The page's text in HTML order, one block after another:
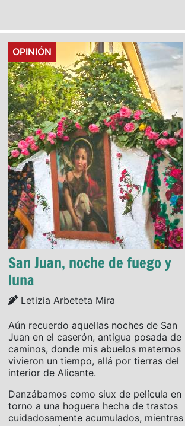
Details
OPINIÓN
San Juan, noche de fuego y
luna
Details
Letizia Arbeteta Mira
Aún recuerdo aquellas noches de San
Juan en el caserón, antigua posada de
caminos, donde mis abuelos maternos
vivieron un tiempo, allá por tierras del
interior de Alicante.
Danzábamos como siux de película en
torno a una hoguera hecha de trastos
cuidadosamente acumulados, mientras